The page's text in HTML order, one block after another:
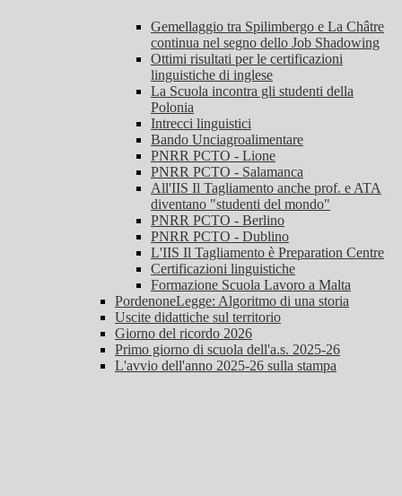
Gemellaggio tra Spilimbergo e La Châtre
continua nel segno dello Job Shadowing
Ottimi risultati per le certificazioni
linguistiche di inglese
La Scuola incontra gli studenti della
Polonia
Intrecci linguistici
Bando Unciagroalimentare
PNRR PCTO - Lione
PNRR PCTO - Salamanca
All'IIS Il Tagliamento anche prof. e ATA
diventano "studenti del mondo"
PNRR PCTO - Berlino
PNRR PCTO - Dublino
L'IIS Il Tagliamento è Preparation Centre
Certificazioni linguistiche
Formazione Scuola Lavoro a Malta
PordenoneLegge: Algoritmo di una storia
Uscite didattiche sul territorio
Giorno del ricordo 2026
Primo giorno di scuola dell'a.s. 2025-26
L'avvio dell'anno 2025-26 sulla stampa